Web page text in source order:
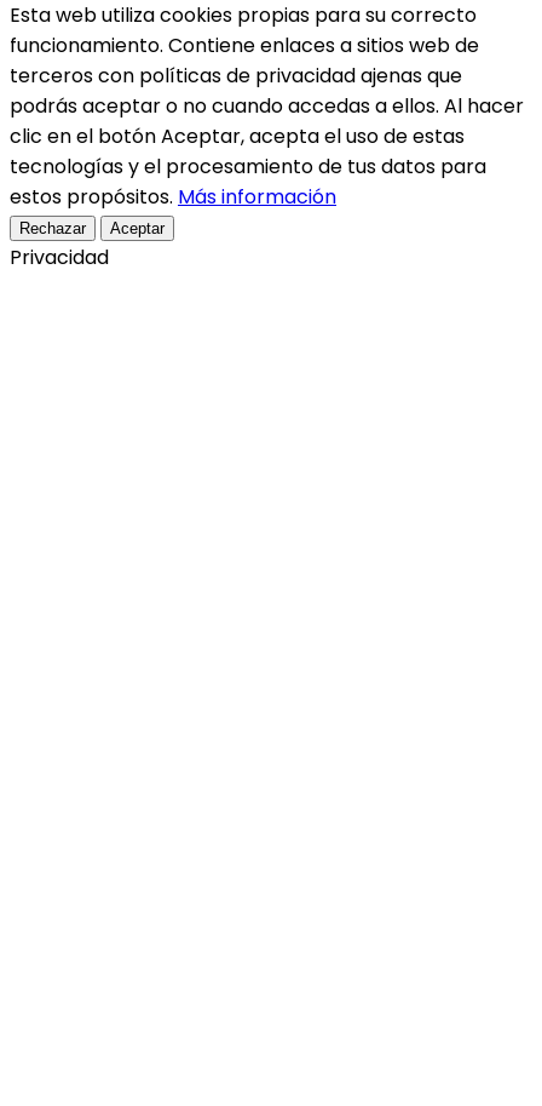
Esta web utiliza cookies propias para su correcto
funcionamiento. Contiene enlaces a sitios web de
terceros con políticas de privacidad ajenas que
podrás aceptar o no cuando accedas a ellos. Al hacer
clic en el botón Aceptar, acepta el uso de estas
tecnologías y el procesamiento de tus datos para
estos propósitos. Más información
Rechazar Aceptar
Privacidad